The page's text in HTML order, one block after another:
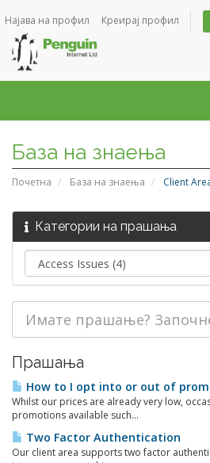
Најава на профил Креирај профил
База на знаења
Почетна База на знаења Client
Категории на прашања
Прашања
How to I opt into or out of
Whilst our prices are already very low,
promotions available such...
Two Factor Authentication
Our client area supports two factor